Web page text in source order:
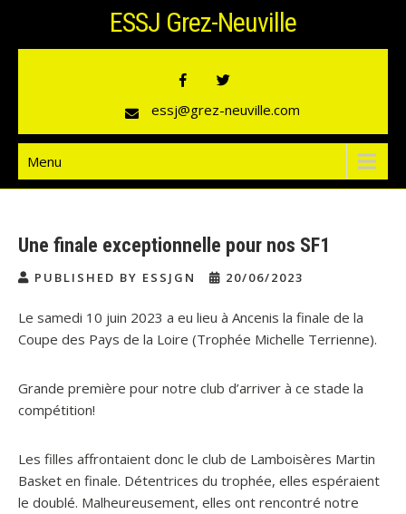
content
ESSJ Grez-Neuville
essj@grez-neuville.com
Menu
Une finale exceptionnelle pour nos SF1
PUBLISHED BY ESSJGN 20/06/2023
Le samedi 10 juin 2023 a eu lieu à Ancenis la finale de la
Coupe des Pays de la Loire (Trophée Michelle Terrienne).
Grande première pour notre club d’arriver à ce stade la
compétition!
Les filles affrontaient donc le club de Lamboisères Martin
Basket en finale. Détentrices du trophée, elles espéraient
le doublé. Malheureusement, elles ont rencontré notre